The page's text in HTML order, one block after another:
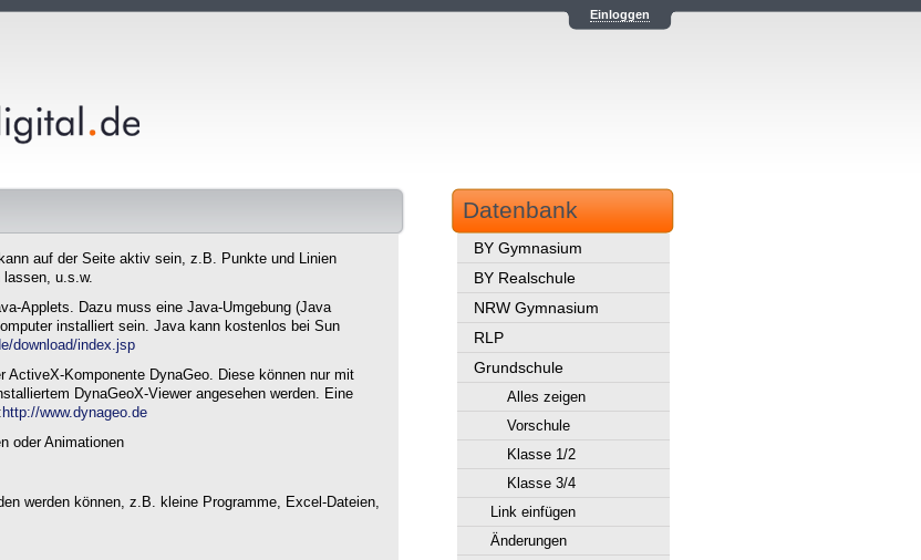
Einloggen
auf der Seite aktiv sein, z.B. Punkte und Linien
lassen, u.s.w.
Applets. Dazu muss eine Java-Umgebung (Java
installiert sein. Java kann kostenlos bei Sun
download/index.jsp
ActiveX-Komponente DynaGeo. Diese können nur mit
DynaGeoX-Viewer angesehen werden. Eine
http://www.dynageo.de
oder Animationen
werden können, z.B. kleine Programme, Excel-Dateien,
Datenbank
BY Gymnasium
BY Realschule
NRW Gymnasium
RLP
Grundschule
Alles zeigen
Vorschule
Klasse 1/2
Klasse 3/4
Link einfügen
Änderungen